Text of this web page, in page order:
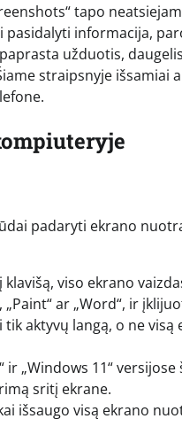
tapo
informacija,
užduotis,
straipsnyje išsamiai
padaryti ekrano
klavišą, viso ekrano
ar „Word“, ir
aktyvų langą, o ne
ir „Windows 11“
sritį ekrane.
išsaugo visą ekrano